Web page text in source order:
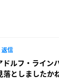
返信
ドルフ・ライン
落としましたか